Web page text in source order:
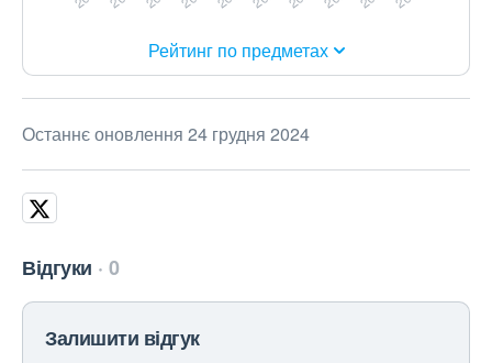
Рейтинг по предметах
Останнє оновлення 24 грудня 2024
Відгуки 0
Залишити відгук